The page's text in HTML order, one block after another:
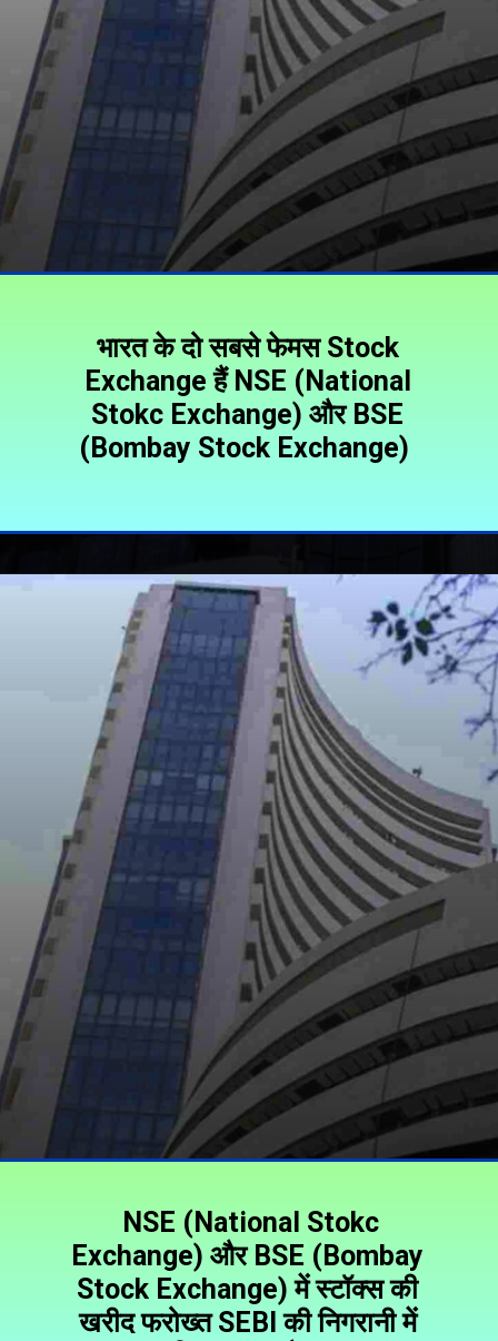
भारत के दो सबसे फेमस Stock
Exchange हैं NSE (National
Stokc Exchange) और BSE
(Bombay Stock Exchange)
NSE (National Stokc
Exchange) और BSE (Bombay
Stock Exchange) में स्टॉक्स की
खरीद फरोख्तSEB I की निगरानी में